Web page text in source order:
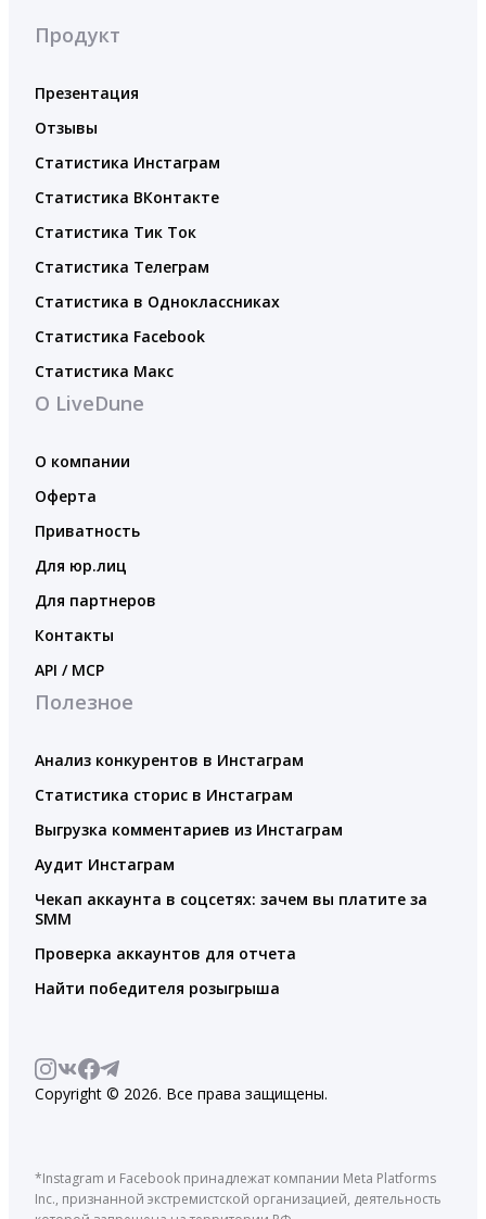
Продукт
Презентация
Отзывы
Статистика Инстаграм
Статистика ВКонтакте
Статистика Тик Ток
Статистика Телеграм
Статистика в Одноклассниках
Статистика Facebook
Статистика Макс
О LiveDune
О компании
Оферта
Приватность
Для юр.лиц
Для партнеров
Контакты
API / MCP
Полезное
Анализ конкурентов в Инстаграм
Статистика сторис в Инстаграм
Выгрузка комментариев из Инстаграм
Аудит Инстаграм
Чекап аккаунта в соцсетях: зачем вы платите за
SMM
Проверка аккаунтов для отчета
Найти победителя розыгрыша
Copyright © 2026. Все права защищены.
*Instagram и Facebook принадлежат компании Meta Platforms
Inc., признанной экстремистской организацией, деятельность